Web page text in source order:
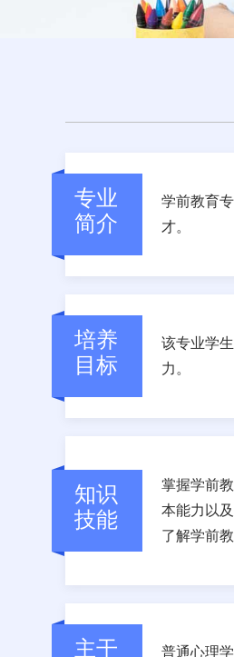
专业
简介
学前教育
才。
培养
目标
该专业学
力。
知识
技能
掌握学前
本能力以
了解学前
主干
普通心理